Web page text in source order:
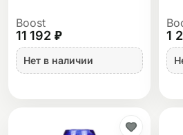
Boost
11 192 ₽
Нет в наличии
1